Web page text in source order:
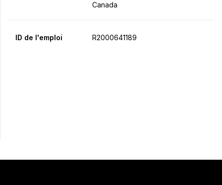
Canada
ID de l'emploi R2000641189